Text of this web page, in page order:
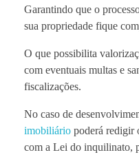
Garantindo que o
sua propriedade fique
O que possibilita
com eventuais multas e
fiscalizações.
No caso de
imobiliário poderá redigir
com a Lei do inquilinato,